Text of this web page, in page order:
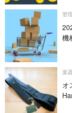
管
機
楽
オ